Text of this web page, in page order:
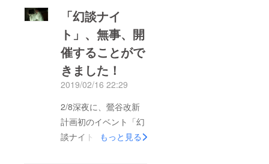
「幻談ナイ
ト」、無事、開
催することがで
きました！
2019/02/16 22:29
2/8深夜に、鶯谷改新
計画初のイベント「幻
談ナイト」を無事開催
もっと見る